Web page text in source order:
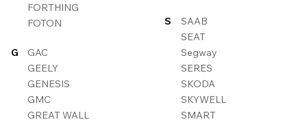
FORTHING
FOTON
G
GAC
GEELY
GENESIS
GMC
GREAT WALL
S
SAAB
SEAT
Segway
SERES
SKODA
SKYWELL
SMART